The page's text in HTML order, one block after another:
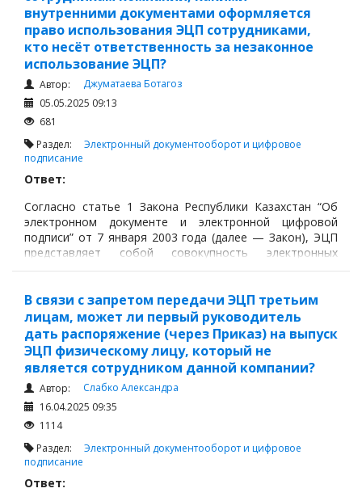
внутренними документами оформляется
право использования ЭЦП сотрудниками,
кто несёт ответственность за незаконное
использование ЭЦП?
Автор:
Джуматаева Ботагоз
05.05.2025 09:13
681
Раздел: Электронный документооборот и цифровое
подписание
Ответ:
Согласно статье 1 Закона Республики Казахстан “Об
электронном документе и электронной цифровой
подписи” от 7 января 2003 года (далее — Закон), ЭЦП
представляет собой совокупность электронных
данных, созданных с помощью средств ЭЦП, которые
целостность и подлинность электронного документа.
В связи с запретом передачи ЭЦП третьим
лицам, может ли первый руководитель
дать распоряжение (через Приказ) на выпуск
ЭЦП физическому лицу, который не
является сотрудником данной компании?
Автор:
Слабко Александра
16.04.2025 09:35
1114
Раздел: Электронный документооборот и цифровое
подписание
Ответ: